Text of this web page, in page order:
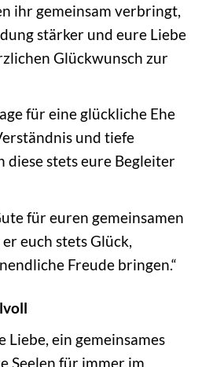
ihr gemeinsam verbringt,
stärker und eure Liebe
Glückwunsch zur
für eine glückliche Ehe
und tiefe
diese stets eure Begleiter
für euren gemeinsamen
euch stets Glück,
Freude bringen.“
Liebe, ein gemeinsames
Seelen für immer im